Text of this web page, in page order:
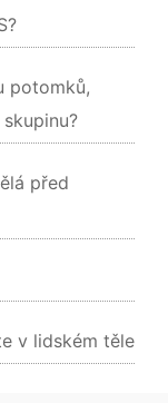
potomků,
před
v lidském těle